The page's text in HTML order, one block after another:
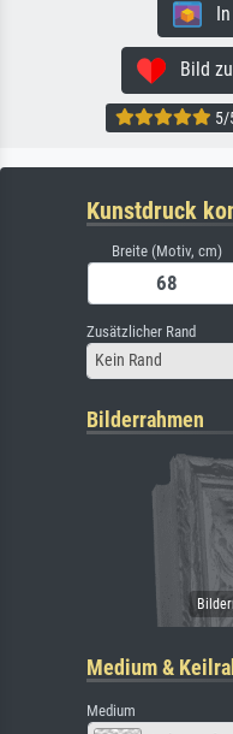
In
Bild zu
5/
Kunstdruck
Breite (Motiv, cm)
Zusätzlicher Rand
Kein Rand
Bilderrahmen
Medium &
Medium